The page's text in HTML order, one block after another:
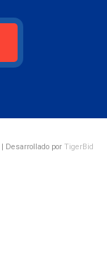
Desarrollado por TigerBid